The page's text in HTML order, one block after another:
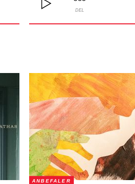
DEL
ANBEFALER